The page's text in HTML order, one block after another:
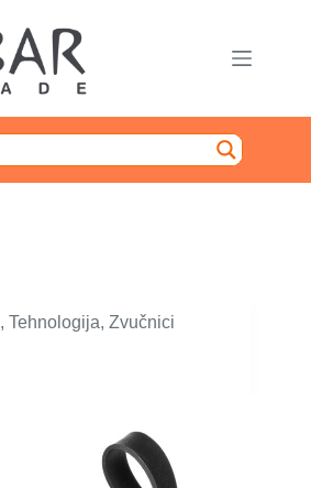
, Tehnologija, Zvučnici